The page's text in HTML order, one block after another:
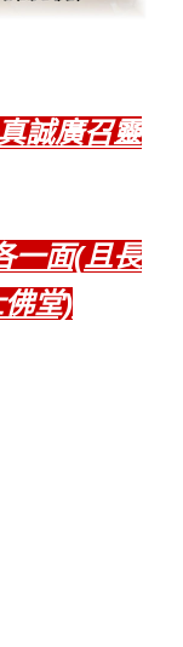
誠廣召靈
一面(且長
堂)